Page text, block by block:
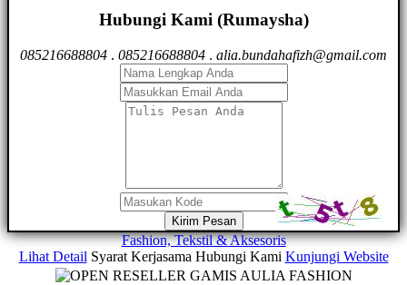
Hubungi Kami (Rumaysha)
085216688804 . 085216688804 . alia.bundahafizh@gmail.com
Kirim Pesan
Fashion, Tekstil & Aksesoris
Lihat Detail Syarat Kerjasama Hubungi Kami Kunjungi Website